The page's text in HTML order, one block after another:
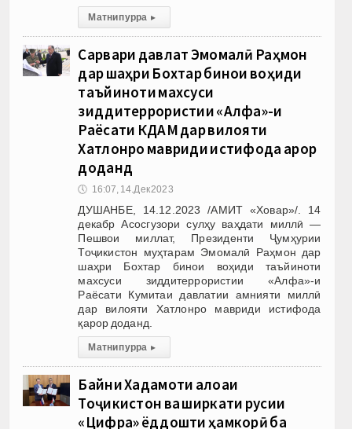
Матни пурра ▸
Сарвари давлат Эмомалӣ Раҳмон
дар шаҳри Бохтар бинои воҳиди
таъйиноти махсуси
зиддитеррористии «Алфа»-и
Раёсати КДАМ дар вилояти
Хатлонро мавриди истифода қарор
доданд
🕔 16:07, 14.Дек 2023
ДУШАНБЕ, 14.12.2023 /АМИТ «Ховар»/. 14
декабр Асосгузори сулҳу ваҳдати миллӣ —
Пешвои миллат, Президенти Ҷумҳурии
Тоҷикистон муҳтарам Эмомалӣ Раҳмон дар
шаҳри Бохтар бинои воҳиди таъйиноти
махсуси зиддитеррористии «Алфа»-и
Раёсати Кумитаи давлатии амнияти миллӣ
дар вилояти Хатлонро мавриди истифода
қарор доданд.
Матни пурра ▸
Байни Хадамоти алоқаи
Тоҷикистон ва ширкати русии
«Цифра» ёддошти ҳамкорӣ ба